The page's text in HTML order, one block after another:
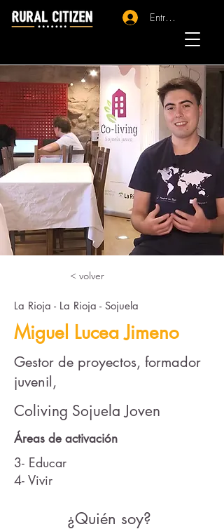
Entrar - Registro
< volver
La Rioja - La Rioja - Sojuela
Miguel Lucea Jimeno
Gestor de proyectos, formador
juvenil,
Coliving Sojuela Joven
Áreas de activación
3- Educar
4- Vivir
¿Quién soy?